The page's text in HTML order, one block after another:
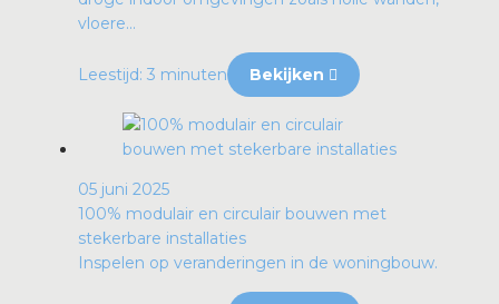
vloere...
Leestijd: 3 minuten Bekijken
05 juni 2025
100% modulair en circulair bouwen met
stekerbare installaties
Inspelen op veranderingen in de woningbouw.